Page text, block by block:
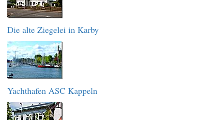
Die alte Ziegelei in Karby
Yachthafen ASC Kappeln